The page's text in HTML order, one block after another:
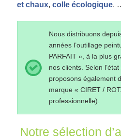
et chaux, colle écologique,
Nous distribuons
années l’outillage
PARFAIT », à la plus
nos clients. Selon
proposons également
marque « CIRET /
professionnelle).
Notre sélection